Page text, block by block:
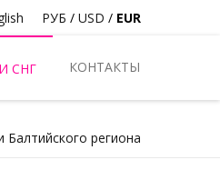
РУБ / USD / EUR
СНГ КОНТАКТЫ
Балтийского региона